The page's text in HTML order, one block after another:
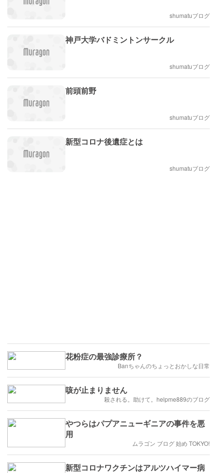
shumatuブログ
神戸大学バドミントンサークル
shumatuブログ
前頭前野
shumatuブログ
新型コロナ後遺症とは
shumatuブログ
花粉症の最強診療所？
Banちゃんのちょっとおかしな日常
咳が止まりません
殺される。助けて。helpme889のブログ
やつらはパプアニューギニアの事件を悪
用
ムラゴン ブログ 始め TOKYO!
新型コロナワクチンはアルツハイマー病